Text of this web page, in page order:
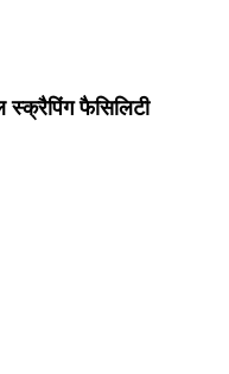
स्क्रैपिंग फैसिलिटी